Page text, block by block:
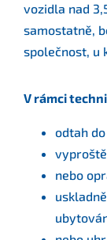
vozidla nad
samostatně,
společnost, u
V rámci
odtah
nebo